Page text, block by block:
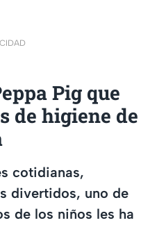
Pig que
de higiene de
cotidianas,
divertidos, uno de
de los niños les ha